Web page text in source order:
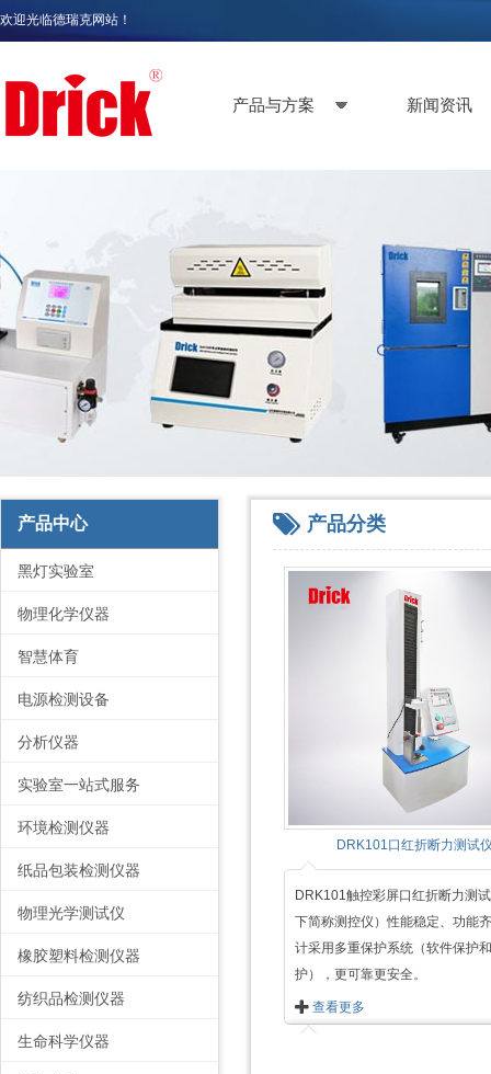
欢迎光临德瑞克网站！
产品与方案 新闻资讯
产品中心
黑灯实验室
物理化学仪器
智慧体育
电源检测设备
分析仪器
实验室一站式服务
环境检测仪器
纸品包装检测仪器
物理光学测试仪
橡胶塑料检测仪器
纺织品检测仪器
生命科学仪器
产品分类
DRK101口红折断力测试
DRK101触控彩屏口红折断力测
下简称测控仪）性能稳定、功能
计采用多重保护系统（软件保护
护），更可靠更安全。
查看更多